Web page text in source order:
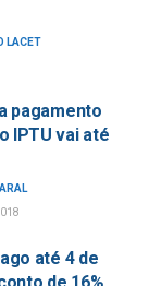
LACET
pagamento
IPTU vai até
até 4 de
de 16%